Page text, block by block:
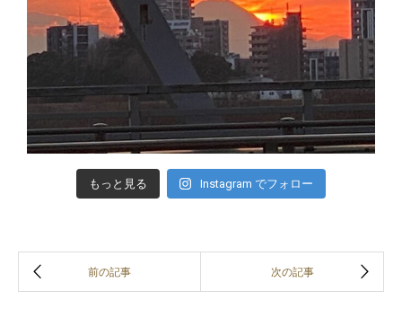
もっと見る Instagram でフォロー